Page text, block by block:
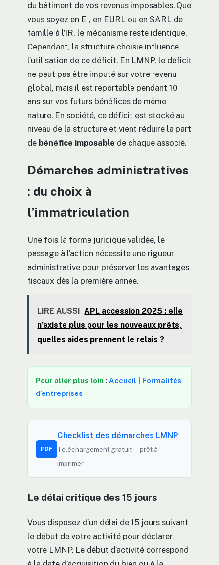
du bâtiment de vos revenus imposables. Que
vous soyez en EI, en EURL ou en SARL de
famille à l’IR, le mécanisme reste identique.
Cependant, la structure choisie influence
l’utilisation de ce déficit. En LMNP, le déficit
ne peut pas être imputé sur votre revenu
global, mais il est reportable pendant 10
ans sur vos futurs bénéfices de même
nature. En société, ce déficit est stocké au
niveau de la structure et vient réduire la part
de bénéfice imposable de chaque associé.
Démarches administratives
: du choix à
l’immatriculation
Une fois la forme juridique validée, le
passage à l’action nécessite une rigueur
administrative pour préserver les avantages
fiscaux dès la première année.
LIRE AUSSI APL accession 2025 : elle
n’existe plus pour les nouveaux prêts,
quelles aides prennent le relais ?
Pour aller plus loin : Accueil | Formalités
d’entreprises
PDF
Checklist des démarches LMNP
Téléchargement gratuit — prêt à
imprimer
Le délai critique des 15 jours
Vous disposez d’un délai de 15 jours suivant
le début de votre activité pour déclarer
votre LMNP. Le début d’activité correspond